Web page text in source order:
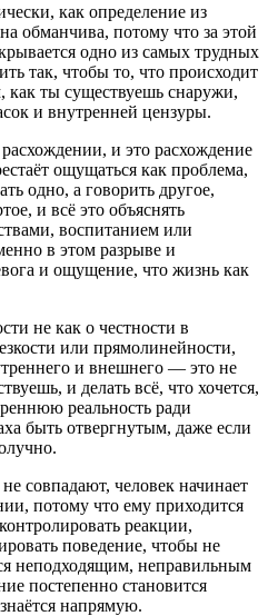
как определение из
обманчива, потому что за этой
одно из самых трудных
так, чтобы то, что происходит
как ты существуешь снаружи,
и внутренней цензуры.
и это расхождение
ощущаться как проблема,
одно, а говорить другое,
и всё это объяснять
воспитанием или
в этом разрыве и
и ощущение, что жизнь как
не как о честности в
или прямолинейности,
и внешнего — это не
и делать всё, что хочется,
реальность ради
быть отвергнутым, даже если
совпадают, человек начинает
потому что ему приходится
реакции,
поведение, чтобы не
неподходящим, неправильным
постепенно становится
напрямую.